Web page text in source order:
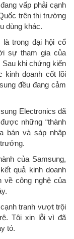
vấp phải cạnh
trên thị trường
dùng khác.
là trong đại hội cổ
sự tham gia của
khi chứng kiến
kinh doanh cốt lõi
đều đang cảm
Electronics đã
những “thành
bán và sáp nhập
của Samsung,
quả kinh doanh
về công nghệ của
tranh vượt trội
Tôi xin lỗi vì đã
tỏ.